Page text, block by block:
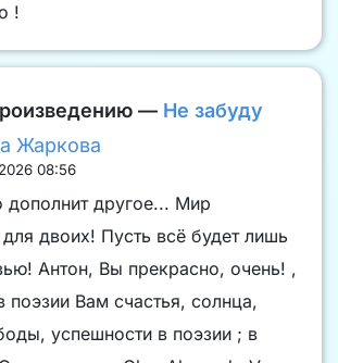
!
— Не забуду
Жаркова
08:56
дополнит другое... Мир
двоих! Пусть всё будет лишь
Антон, Вы прекрасно, очень! ,
поэзии Вам счастья, солнца,
успешности в поэзии ; в